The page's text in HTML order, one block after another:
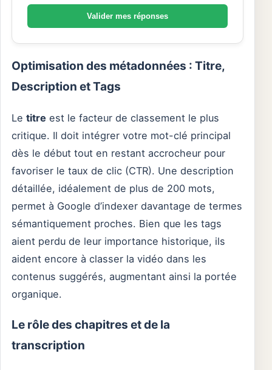
Valider mes réponses
Optimisation des métadonnées : Titre,
Description et Tags
Le titre est le facteur de classement le plus
critique. Il doit intégrer votre mot-clé principal
dès le début tout en restant accrocheur pour
favoriser le taux de clic (CTR). Une description
détaillée, idéalement de plus de 200 mots,
permet à Google d’indexer davantage de termes
sémantiquement proches. Bien que les tags
aient perdu de leur importance historique, ils
aident encore à classer la vidéo dans les
contenus suggérés, augmentant ainsi la portée
organique.
Le rôle des chapitres et de la
transcription